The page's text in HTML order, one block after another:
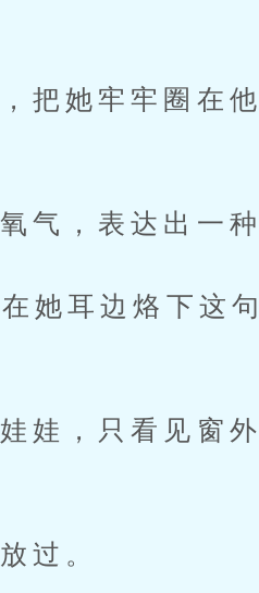
她牢牢圈在他
，表达出一种
耳边烙下这
，只看见窗外
过。